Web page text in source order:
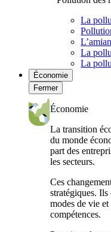
La
La
La
Économie
Fermer
Économie
La transition
du monde
part des
les secteurs.
Ces
stratégiques.
modes de vie
compétences.